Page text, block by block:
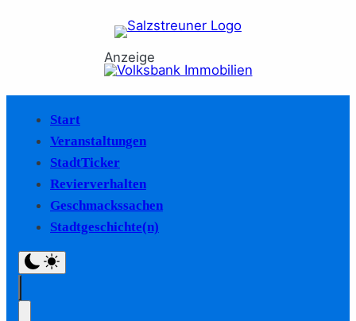
Anzeige
Start
Veranstaltungen
StadtTicker
Revierverhalten
Geschmackssachen
Stadtgeschichte(n)